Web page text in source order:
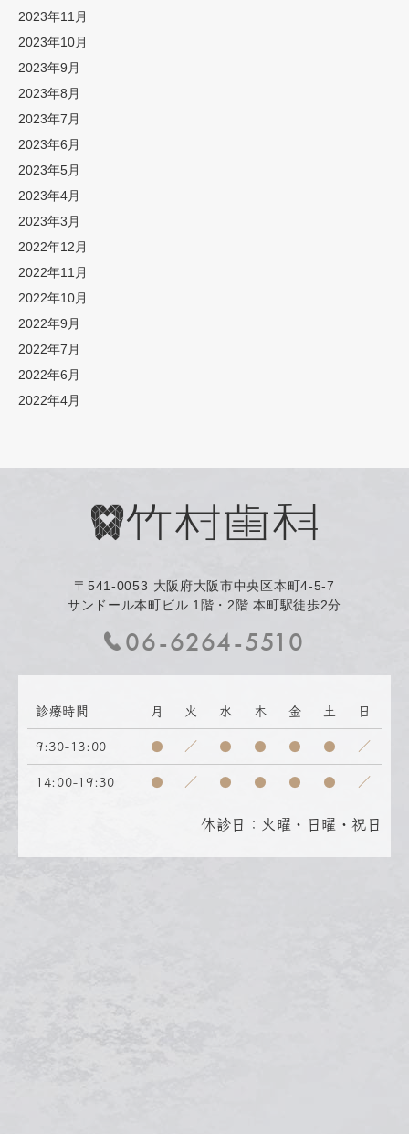
2023年11月
2023年10月
2023年9月
2023年8月
2023年7月
2023年6月
2023年5月
2023年4月
2023年3月
2022年12月
2022年11月
2022年10月
2022年9月
2022年7月
2022年6月
2022年4月
〒541-0053 大阪府大阪市中央区本町4-5-7
サンドール本町ビル 1階・2階 本町駅徒歩2分
06-6264-5510
診療時間 月 火 水 木 金 土 日
9:30-13:00 ● ／ ● ● ● ● ／
14:00-19:30 ● ／ ● ● ● ● ／
休診日：火曜・日曜・祝日